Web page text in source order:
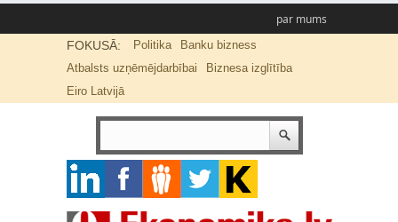
par mums
FOKUSĀ: Politika
Banku bizness
Atbalsts uzņēmējdarbībai
Biznesa izglītība
Eiro Latvijā